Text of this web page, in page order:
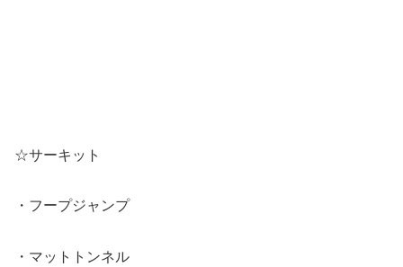
☆サーキット
・フープジャンプ
・マットトンネル